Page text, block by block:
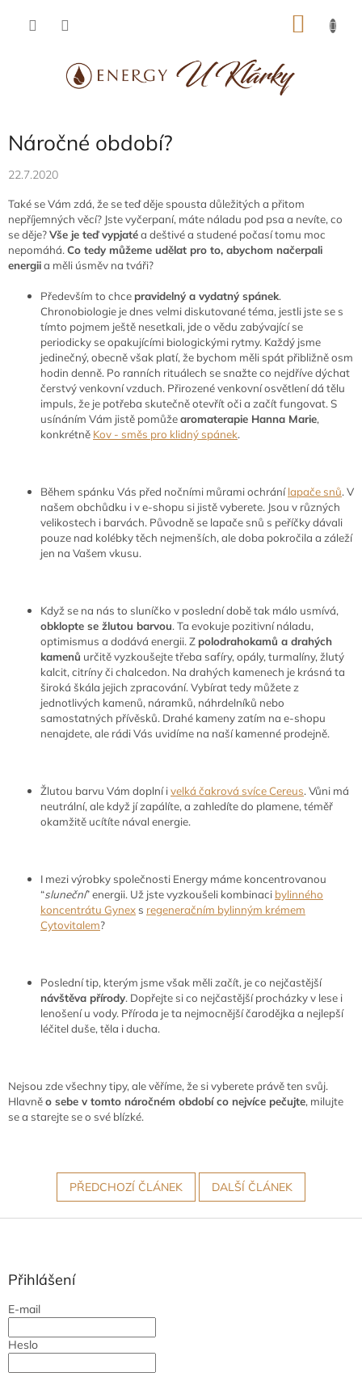
Náročné období?
22.7.2020
Také se Vám zdá, že se teď děje spousta důležitých a přitom
nepříjemných věcí? Jste vyčerpaní, máte náladu pod psa a nevíte, co
se děje?Vše je teď vypjatéa deštivé a studené počasí tomu moc
nepomáhá. Co tedy můžeme udělat pro to, abychom načerpali
energiia měli úsměv na tváři?
Především to chce pravidelný a vydatný spánek.
Chronobiologie je dnes velmi diskutované téma, jestli jste se s
tímto pojmem ještě nesetkali, jde o vědu zabývající se
periodicky se opakujícími biologickými rytmy. Každý jsme
jedinečný, obecně však platí, že bychom měli spát přibližně osm
hodin denně. Po ranních rituálech se snažte co nejdříve dýchat
čerstvý venkovní vzduch. Přirozené venkovní osvětlení dá tělu
impuls, že je potřeba skutečně otevřít oči a začít fungovat. S
usínáním Vám jistě pomůžearomaterapie Hanna Marie,
konkrétně Kov - směs pro klidný spánek.
Během spánku Vás před nočními můrami ochránílapače snů. V
našem obchůdku i v e-shopu si jistě vyberete. Jsou v různých
velikostech i barvách. Původně se lapače snů s peříčky dávali
pouze nad kolébky těch nejmenších, ale doba pokročila a záleží
jen na Vašem vkusu.
Když se na nás to sluníčko v poslední době tak málo usmívá,
obklopte se žlutou barvou. Ta evokuje pozitivní náladu,
optimismus a dodává energii. Z polodrahokamů a drahých
kamenů určitě vyzkoušejte třeba safíry, opály, turmalíny, žlutý
kalcit, citríny či chalcedon. Na drahých kamenech je krásná ta
široká škála jejich zpracování. Vybírat tedy můžete z
jednotlivých kamenů, náramků, náhrdelníků nebo
samostatných přívěsků. Drahé kameny zatím na e-shopu
nenajdete, ale rádi Vás uvidíme na naší kamenné prodejně.
Žlutou barvu Vám doplní ivelká čakrová svíce Cereus. Vůni má
neutrální, ale když jí zapálíte, a zahledíte do plamene, téměř
okamžitě ucítíte nával energie.
I mezi výrobky společnosti Energy máme koncentrovanou
“sluneční” energii. Už jste vyzkoušeli kombinaci bylinného
koncentrátu Gynex s regeneračním bylinným krémem
Cytovitalem?
Poslední tip, kterým jsme však měli začít, je co nejčastější
návštěva přírody. Dopřejte si co nejčastější procházky v lese i
lenošení u vody. Příroda je ta nejmocnější čarodějka a nejlepší
léčitel duše, těla i ducha.
Nejsou zde všechny tipy, ale věříme, že si vyberete právě ten svůj.
Hlavněo sebe v tomto náročném období co nejvíce pečujte, milujte
se a starejte se o své blízké.
PŘEDCHOZÍ ČLÁNEK DALŠÍ ČLÁNEK
Z
Přihlášení
E-mail
Heslo